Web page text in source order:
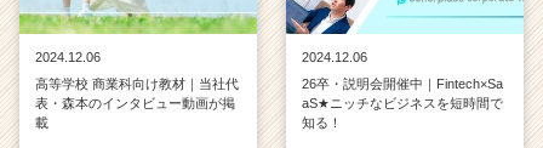
2024.12.06
高等学校 商業科向け教材｜当社代
表・森本のインタビュー動画が掲
載
2024.12.06
26卒・説明会開催中｜Fintech×Sa
aS★ニッチなビジネスを短時間で
知る！